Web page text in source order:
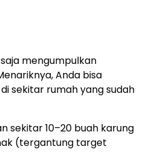
mengumpulkan
Anda bisa
sekitar rumah yang sudah
sekitar 10–20 buah karung
(tergantung target